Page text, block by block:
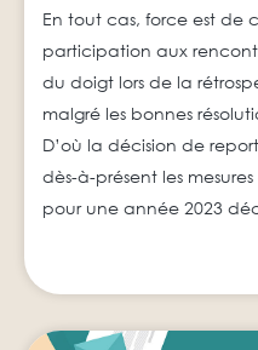
En tout cas, force est de
participation aux
du doigt lors de la
malgré les bonnes
D’où la décision de
dès-à-présent les
pour une année 2023